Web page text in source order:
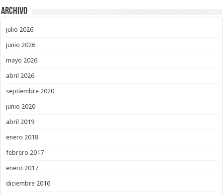
Archivo
julio 2026
junio 2026
mayo 2026
abril 2026
septiembre 2020
junio 2020
abril 2019
enero 2018
febrero 2017
enero 2017
diciembre 2016